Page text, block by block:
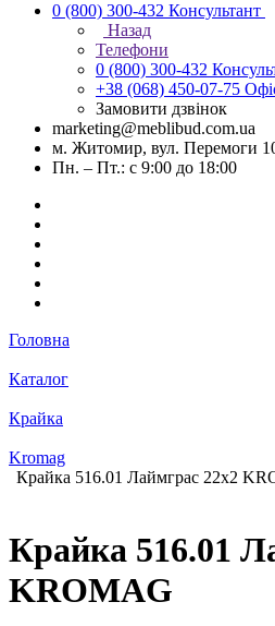
0 (800) 300-432 Консультант
Назад
Телефони
0 (800) 300-432
+38 (068) 450-07-75
Замовити дзвінок
marketing@meblibud.com.ua
м. Житомир, вул. Перемоги
Пн. – Пт.: с 9:00 до 18:00
Головна
Каталог
Крайка
Kromag
Крайка 516.01 Лаймграс 22х2
Крайка 516.01
KROMAG